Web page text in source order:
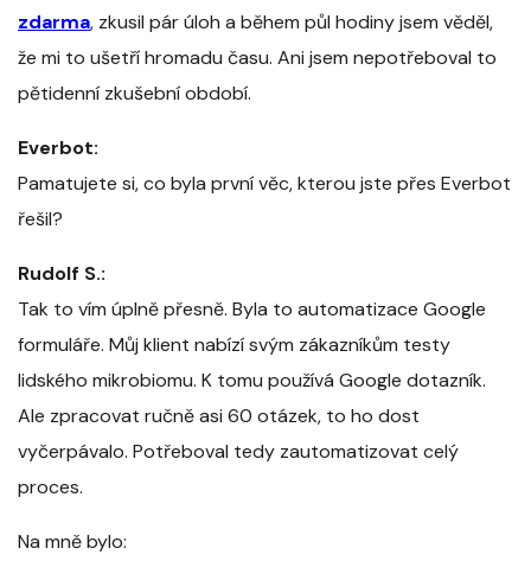
zdarma, zkusil pár úloh a během půl hodiny jsem věděl,
že mi to ušetří hromadu času. Ani jsem nepotřeboval to
pětidenní zkušební období.
Everbot:
Pamatujete si, co byla první věc, kterou jste přes Everbot
řešil?
Rudolf S.:
Tak to vím úplně přesně. Byla to automatizace Google
formuláře. Můj klient nabízí svým zákazníkům testy
lidského mikrobiomu. K tomu používá Google dotazník.
Ale zpracovat ručně asi 60 otázek, to ho dost
vyčerpávalo. Potřeboval tedy zautomatizovat celý
proces.
Na mně bylo: